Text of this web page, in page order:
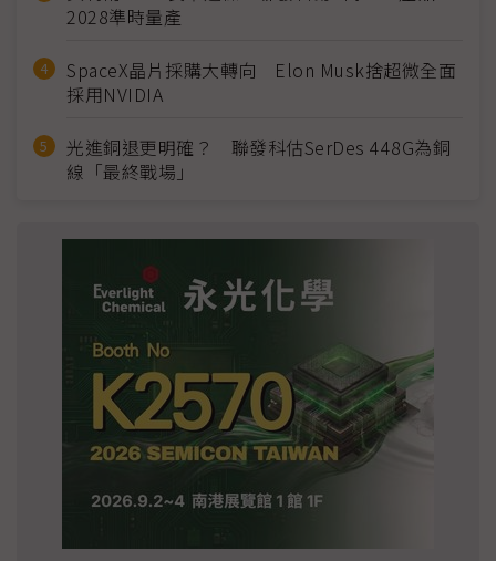
2028準時量產
SpaceX晶片採購大轉向 Elon Musk捨超微全面
採用NVIDIA
光進銅退更明確？ 聯發科估SerDes 448G為銅
線「最終戰場」